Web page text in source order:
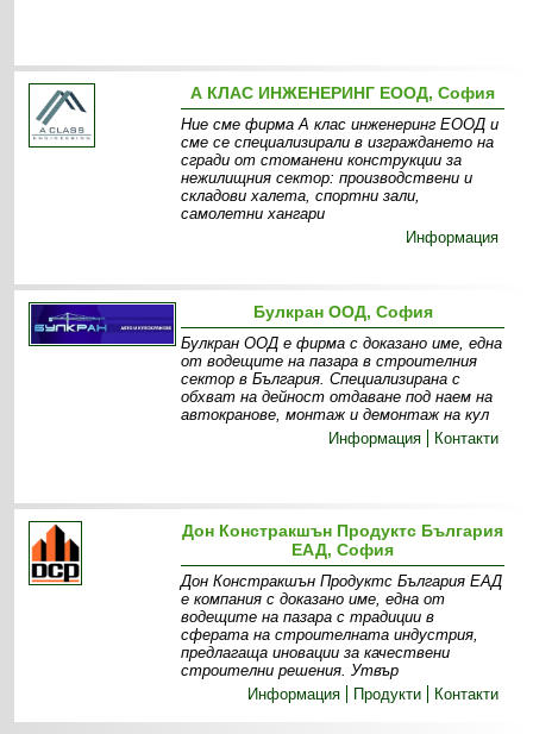
А КЛАС ИНЖЕНЕРИНГ ЕООД, София
Ние сме фирма А клас инженеринг ЕООД и
сме се специализирали в изграждането на
сгради от стоманени конструкции за
нежилищния сектор: производствени и
складови халета, спортни зали,
самолетни хангари
Информация
Булкран ООД, София
Булкран ООД е фирма с доказано име, една
от водещите на пазара в строителния
сектор в България. Специализирана с
обхват на дейност отдаване под наем на
автокранове, монтаж и демонтаж на кул
Информация
Контакти
Дон Констракшън Продуктс България
ЕАД, София
Дон Констракшън Продуктс България ЕАД
е компания с доказано име, една от
водещите на пазара с традиции в
сферата на строителната индустрия,
предлагаща иновации за качествени
строителни решения. Утвър
Информация
Продукти Контакти